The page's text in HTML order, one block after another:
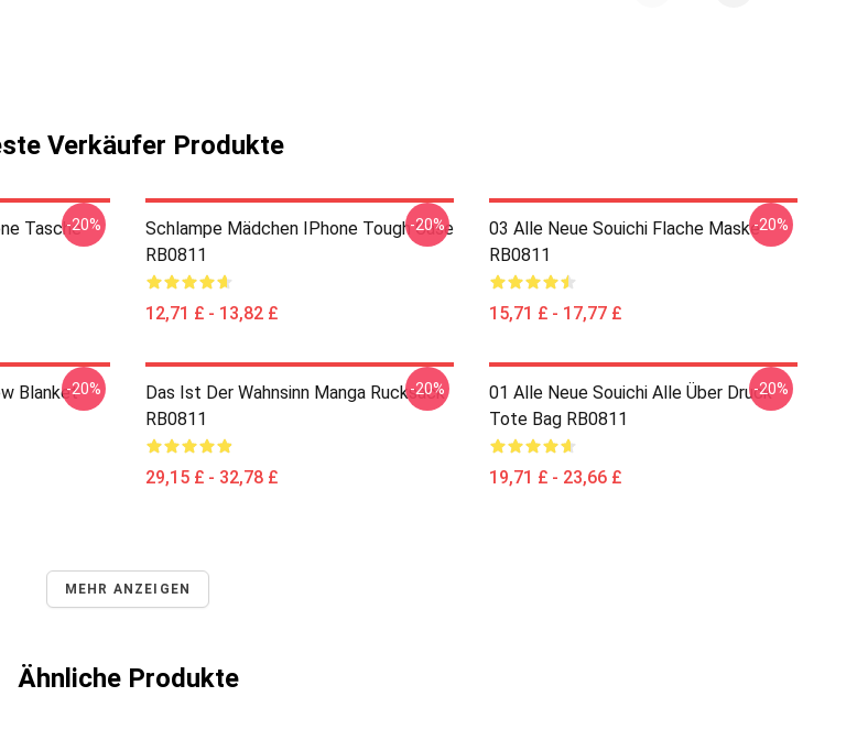
Verkäufer Produkte
Tasche-20%
Schlampe Mädchen IPhone Tough Case
RB0811
12,71 £ - 13,82 £
-20%
03 Alle Neue Souichi Flache Maske
RB0811
15,71 £ - 17,77 £
-20%
Blanket-20%
Das Ist Der Wahnsinn Manga Rucksack
RB0811
29,15 £ - 32,78 £
-20%
01 Alle Neue Souichi Alle Über Druck
Tote Bag RB0811
19,71 £ - 23,66 £
-20%
MEHR ANZEIGEN
Ähnliche Produkte